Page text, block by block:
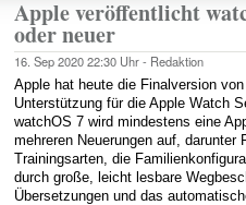
Apple veröffentlicht
oder neuer
16. Sep 202022:30 Uhr - Redaktion
Apple hat heute die Finalversion
Unterstützung für die Apple Watch
watchOS 7 wird mindestens eine
mehreren Neuerungen auf,
Trainingsarten, die
durch große, leicht lesbare
Übersetzungen und das